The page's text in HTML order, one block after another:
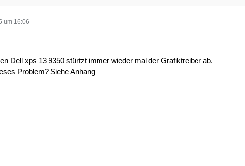
um 16:06
Dell xps 13 9350 stürtzt immer wieder mal der Grafiktreiber ab.
Problem? Siehe Anhang